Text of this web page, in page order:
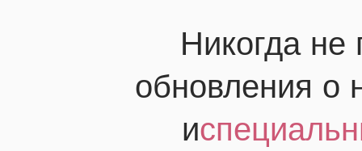
Никогда не
обновления о
и